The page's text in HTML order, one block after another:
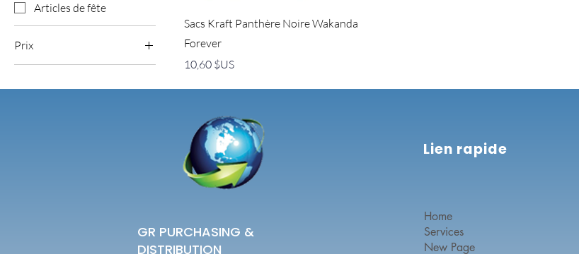
Articles de fête
Prix
2 $US 17 $US
Sacs Kraft Panthère Noire Wakanda
Forever
Prix
10,60 $US
GR PURCHASING &
DISTRIBUTION
Lien rapide
Home
Services
New Page